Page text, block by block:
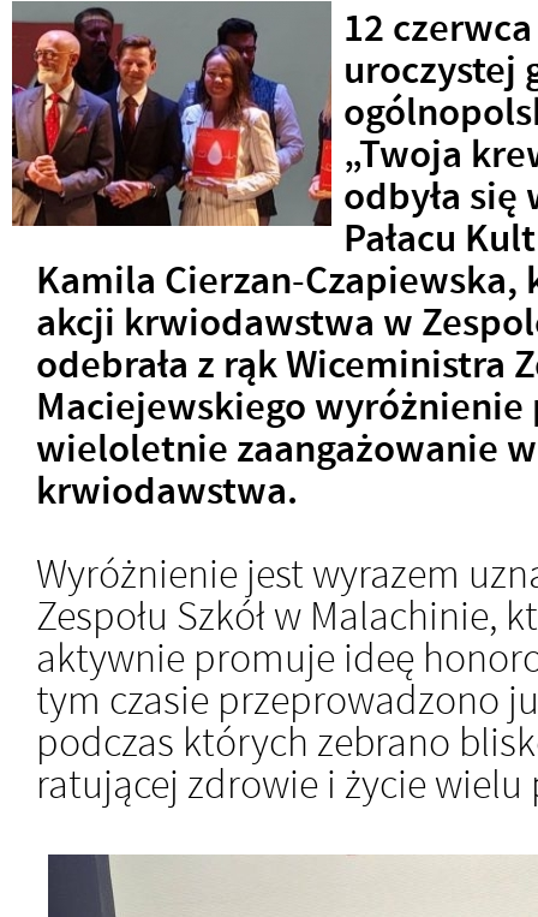
12
uroczystej
„Twoja
odbyła
Pałacu
Kamila Cierzan-
akcji krwiodawstwa w
odebrała z rąk Wiceministra
Maciejewskiego wyróżnienie
wieloletnie zaangażowanie
krwiodawstwa.
Wyróżnienie jest wyrazem
Zespołu Szkół w Malachinie,
aktywnie promuje ideę
tym czasie przeprowadzono
podczas których zebrano
ratującej zdrowie i życie